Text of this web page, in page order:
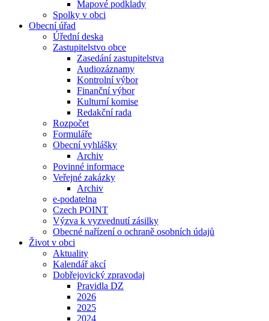
Mapové podklady
Spolky v obci
Obecní úřad
Úřední deska
Zastupitelstvo obce
Zasedání zastupitelstva
Audiozáznamy
Kontrolní výbor
Finanční výbor
Kulturní komise
Redakční rada
Rozpočet
Formuláře
Obecní vyhlášky
Archiv
Povinné informace
Veřejné zakázky
Archiv
e-podatelna
Czech POINT
Výzva k vyzvednutí zásilky
Obecné nařízení o ochraně osobních údajů
Život v obci
Aktuality
Kalendář akcí
Dobřejovický zpravodaj
Pravidla DZ
2026
2025
2024